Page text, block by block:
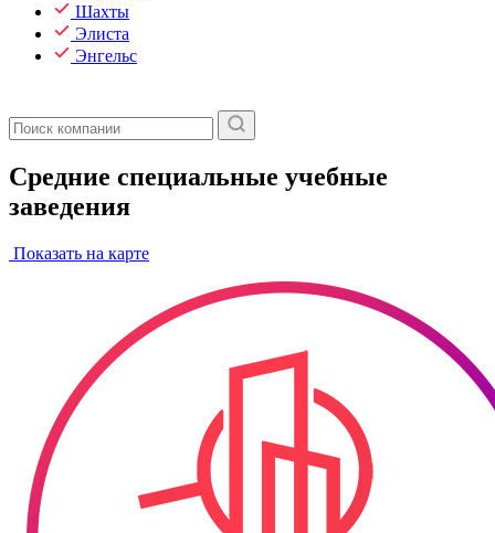
Шахты
Элиста
Энгельс
Средние специальные учебные
заведения
Показать на карте